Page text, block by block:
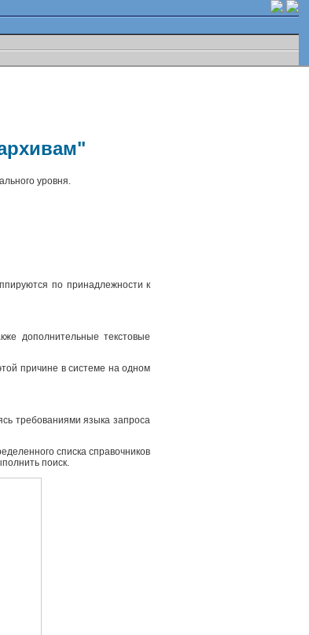
уровня.
по принадлежности к
дополнительные текстовые
причине в системе на одном
требованиями языка запроса
списка справочников
поиск.